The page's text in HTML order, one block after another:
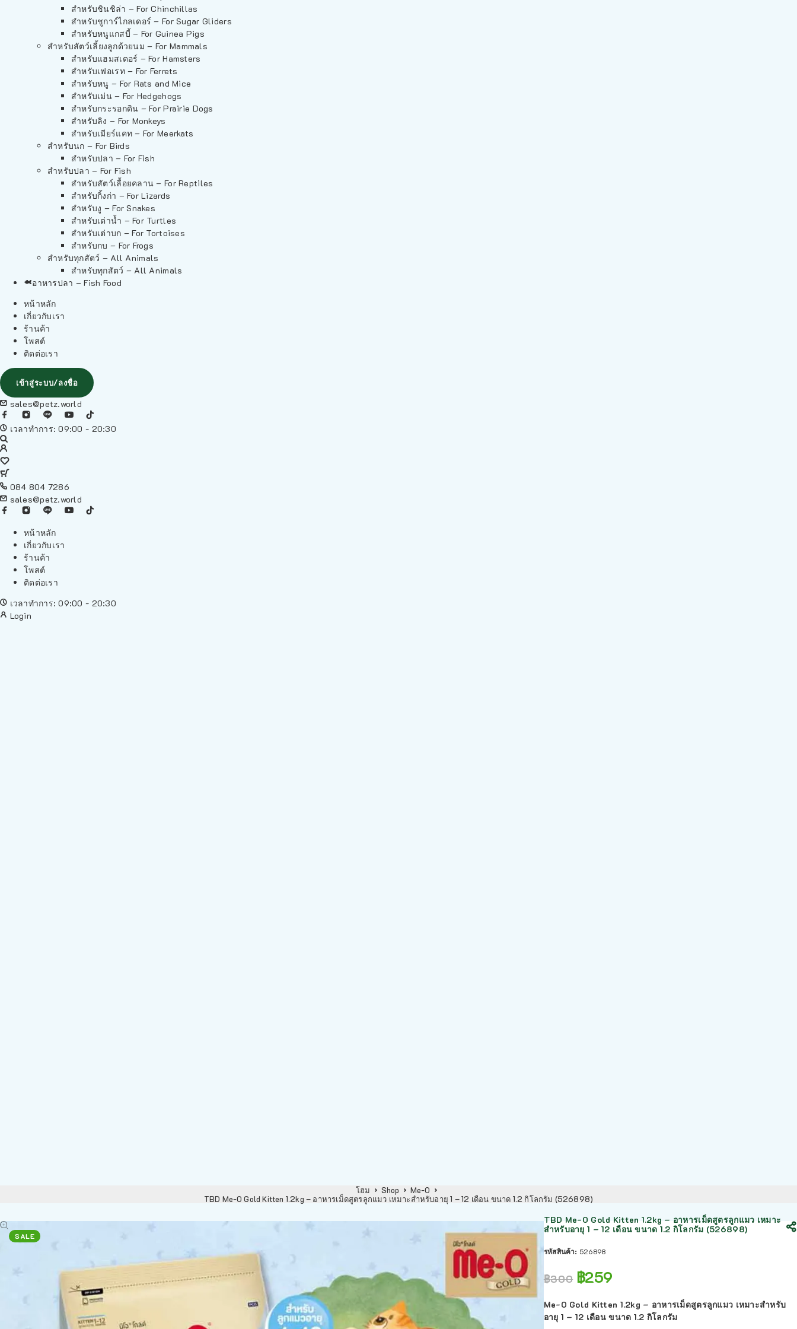
สำหรับชินชิล่า – For Chinchillas
สำหรับชูการ์ไกลเดอร์ – For Sugar Gliders
สำหรับหนูแกสบี้ – For Guinea Pigs
สำหรับสัตว์เลี้ยงลูกด้วยนม – For Mammals
สำหรับแฮมสเตอร์ – For Hamsters
สำหรับเฟอเรท – For Ferrets
สำหรับหนู – For Rats and Mice
สำหรับเม่น – For Hedgehogs
สำหรับกระรอกดิน – For Prairie Dogs
สำหรับลิง – For Monkeys
สำหรับเมียร์แคท – For Meerkats
สำหรับนก – For Birds
สำหรับปลา – For Fish
สำหรับปลา – For Fish
สำหรับสัตว์เลื้อยคลาน – For Reptiles
สำหรับกิ้งก่า – For Lizards
สำหรับงู – For Snakes
สำหรับเต่าน้ำ – For Turtles
สำหรับเต่าบก – For Tortoises
สำหรับกบ – For Frogs
สำหรับทุกสัตว์ – All Animals
สำหรับทุกสัตว์ – All Animals
อาหารปลา – Fish Food
หน้าหลัก
เกี่ยวกับเรา
ร้านค้า
โพสต์
ติดต่อเรา
เข้าสู่ระบบ/ลงชื่อ
sales@petz.world
เวลาทำการ: 09:00 - 20:30
084 804 7286
sales@petz.world
หน้าหลัก
เกี่ยวกับเรา
ร้านค้า
โพสต์
ติดต่อเรา
เวลาทำการ: 09:00 - 20:30
Login
โฮม Shop
Me-O
TBD Me-O Gold Kitten 1.2kg – อาหารเม็ดสูตรลูกแมว เหมาะสำหรับอายุ 1 – 12 เดือน ขนาด 1.2 กิโลกรัม (526898)
SALE
TBD Me-O Gold Kitten 1.2kg – อาหารเม็ดสูตรลูกแมว เหมาะ
สำหรับอายุ 1 – 12 เดือน ขนาด 1.2 กิโลกรัม (526898)
รหัสสินค้า: 526898
฿300 ฿259
Me-O Gold Kitten 1.2kg – อาหารเม็ดสูตรลูกแมว เหมาะสำหรับ
อายุ 1 – 12 เดือน ขนาด 1.2 กิโลกรัม